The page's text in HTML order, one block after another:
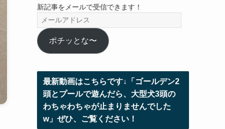
新記事をメールで受信できます！
ー
ル
ア
レ
ス
ポチッとな〜
最新動画はこちらです↓「ゴールデン2
頭とプールで遊んだら、大型犬3頭の
わちゃわちゃが止まりませんでした
w」ぜひ、ご覧ください！